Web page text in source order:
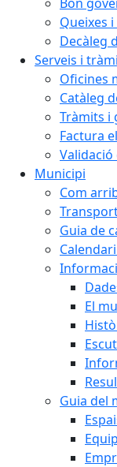
Queixes
Decàleg
Serveis i
Oficines
Catàleg
Tràmits i
Factura
Municipi
Com
Guia de
El
Guia del